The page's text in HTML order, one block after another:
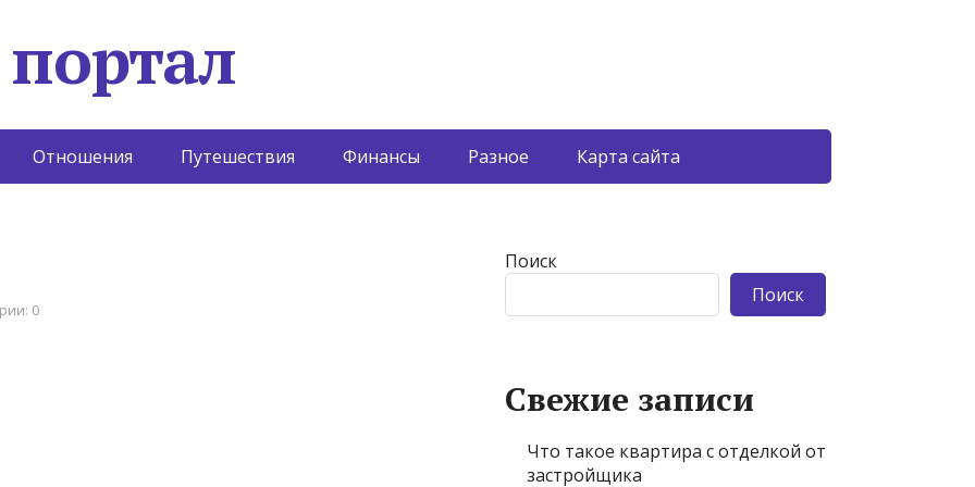
Отношения Путешествия Финансы Разное Карта сайта
0
Поиск
Поиск
Свежие записи
Что такое квартира с отделкой от
застройщика